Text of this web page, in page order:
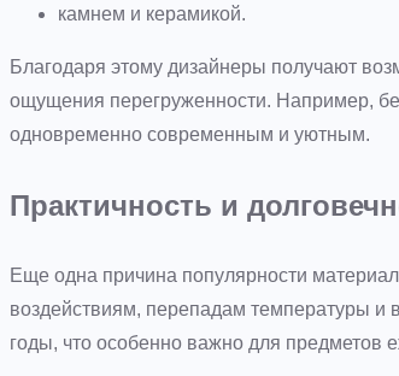
камнем и керамикой.
Благодаря этому дизайнеры получают
ощущения перегруженности. Например,
одновременно современным и уютным.
Практичность и
Еще одна причина популярности
воздействиям, перепадам температуры и
годы, что особенно важно для предметов